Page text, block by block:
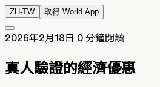
ZH-TW 取得 World App
2026年2月18日 0 分鐘閱讀
真人驗證的經濟優惠